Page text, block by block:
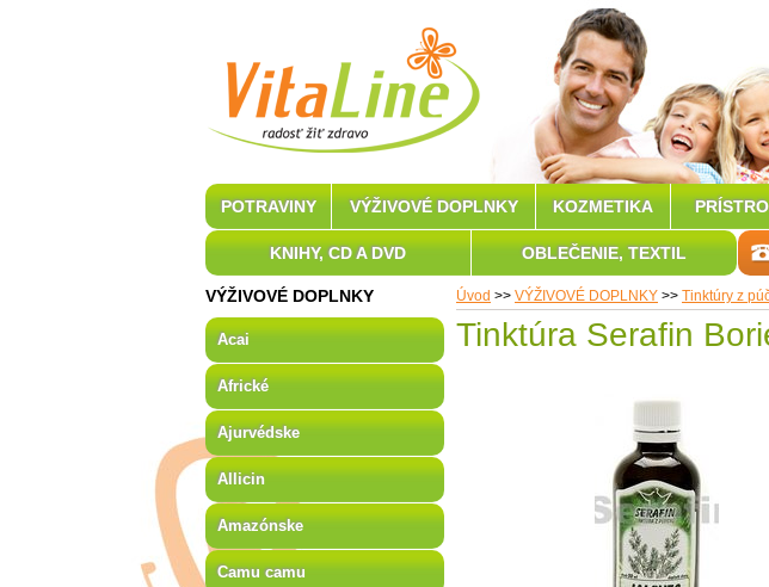
Úvod >> VÝŽIVOVÉ DOPLNKY >> Tinktúry z
Tinktúra Serafin
VÝŽIVOVÉ DOPLNKY
Acai
Africké
Ajurvédske
Allicin
Amazónske
Camu camu
POTRAVINY VÝŽIVOVÉ DOPLNKY KOZMETIKA
KNIHY, CD A DVD OBLEČENIE, TEXTIL